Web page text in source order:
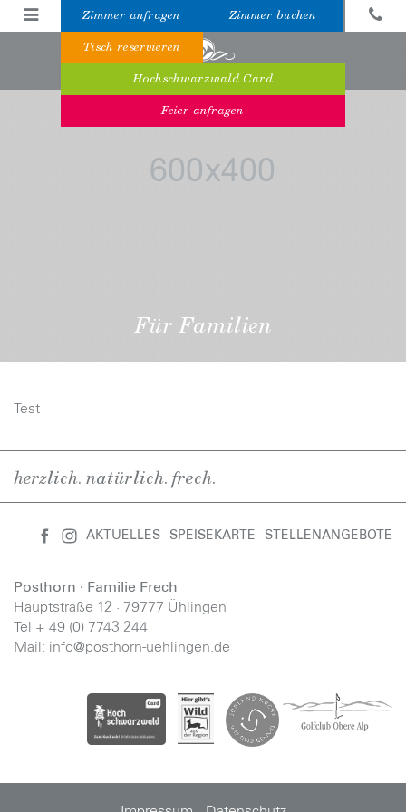
Zimmer anfragen Zimmer buchen
Tisch reservieren
Hochschwarzwald Card
Feier anfragen
Für Familien
Test
herzlich. natürlich. frech.
AKTUELLES SPEISEKARTE STELLENANGEBOTE
Posthorn · Familie Frech
Hauptstraße 12 · 79777 Ühlingen
Tel + 49 (0) 7743 244
Mail: info@posthorn-uehlingen.de